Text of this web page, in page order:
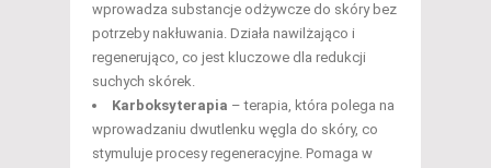
wprowadza substancje odżywcze do skóry bez
potrzeby nakłuwania. Działa nawilżająco i
regenerująco, co jest kluczowe dla redukcji
suchych skórek.
Karboksyterapia – terapia, która polega na
wprowadzaniu dwutlenku węgla do skóry, co
stymuluje procesy regeneracyjne. Pomaga w